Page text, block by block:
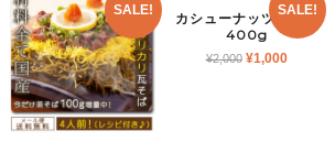
SALE! SALE!
カシューナッツ柿の種
400g
¥2,000 ¥1,000